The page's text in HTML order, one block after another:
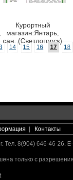
Курортный
магазин:Янтарь,
сан. (Светлогорск)
14 15 16 17
18
Контакты
Тел. 8(904) 646-46-26.
только с